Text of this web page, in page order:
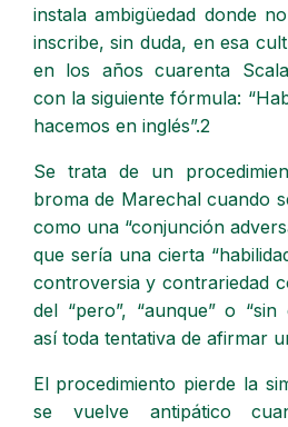
instala ambigüedad donde
inscribe, sin duda, en esa
en los años cuarenta
con la siguiente fórmula:
hacemos en inglés”.2
Se trata de un
broma de Marechal cuando
como una “conjunción
que sería una cierta
controversia y contrariedad
del “pero”, “aunque” o “sin
así toda tentativa de afirmar
El procedimiento pierde la
se vuelve antipático